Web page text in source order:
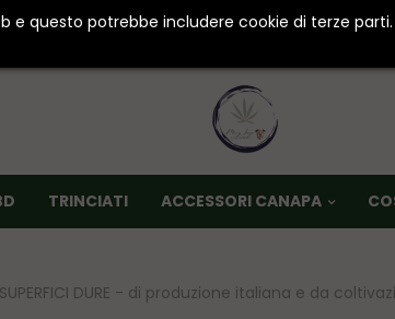
SPEDIZIONI IN 24/48 ORE • PACCO
TRINCIATI ACCESSORI CANAPA
SUPERFICI DURE - di produzione italiana e da
e questo potrebbe includere cookie di terze